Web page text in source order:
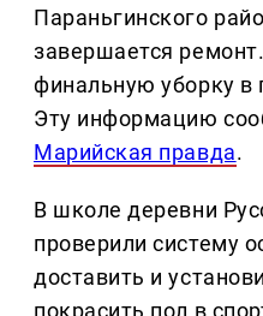
Параньгинского
завершается
финальную уборку в
Эту информацию
Марийская правда.
В школе деревни
проверили систему
доставить и
покрасить пол в